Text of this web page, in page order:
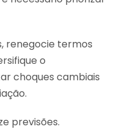
renegocie termos
o
choques cambiais
previsões.